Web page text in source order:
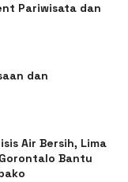
Pariwisata dan
dan
Air Bersih, Lima
Bantu